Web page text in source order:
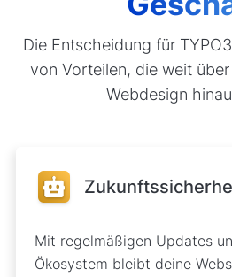
Die Entscheidung für
von Vorteilen, die weit
Webdesign
Mit regelmäßigen Updates
Ökosystem bleibt deine